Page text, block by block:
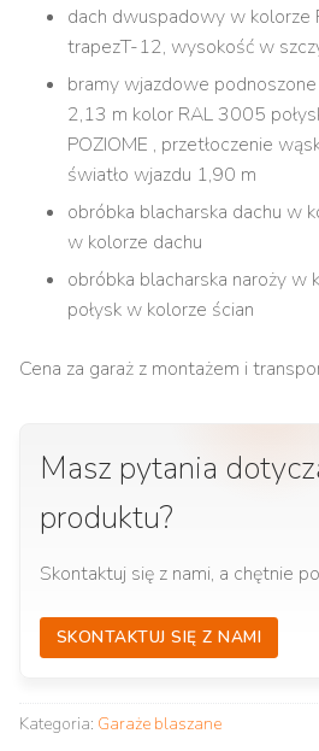
dach dwuspadowy w kolorze
trapezT-12, wysokość w
bramy wjazdowe
2,13 m kolor RAL 3005
POZIOME , przetłoczenie
światło wjazdu 1,90 m
obróbka blacharska dachu w
w kolorze dachu
obróbka blacharska naroży w
połysk w kolorze ścian
Cena za garaż z montażem i
Masz pytania
produktu?
Skontaktuj się z nami, a chętnie
SKONTAKTUJ SIĘ Z NAMI
Kategoria: Garaże blaszane